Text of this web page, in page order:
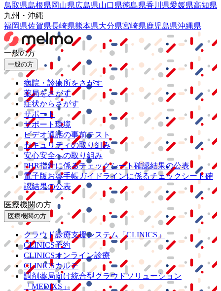
鳥取県島根県岡山県広島県山口県徳島県香川県愛媛県高知県
九州・沖縄
福岡県佐賀県長崎県熊本県大分県宮崎県鹿児島県沖縄県
一般の方
一般の方
病院・診療所をさがす
薬局をさがす
症状からさがす
サポート
サポート環境
ビデオ通話の事前テスト
セキュリティの取り組み
安心安全への取り組み
PHR指針に係るチェックシート確認結果の公表
電子版お薬手帳ガイドラインに係るチェックシート確
認結果の公表
医療機関の方
医療機関の方
クラウド診療支援システム
「CLINICS」
CLINICS予約
CLINICSオンライン診療
CLINICSカルテ
調剤薬局向け統合型クラウドソリューション
「MEDIXS」